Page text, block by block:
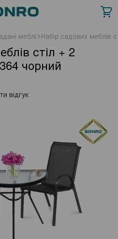
меблі Набір садових меблів
стіл + 2
чорний
відгук